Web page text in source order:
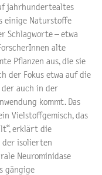
jahrhundertealtes
einige Naturstoffe
Schlagworte – etwa
alte
Pflanzen aus, die sie
der Fokus etwa auf die
der auch in der
kommt. Das
Vielstoffgemisch, das
erklärt die
der isolierten
Neurominidase
gängige